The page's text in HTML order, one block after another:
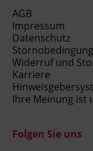
AGB
Impressum
Datenschutz
Widerruf und
Karriere
Ihre Meinung ist
Folgen Sie uns